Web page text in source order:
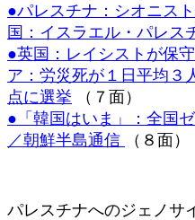
●パレスチナ：シオニス
国：イスラエル・パレス
●英国：レイシストが保
ア：労災死が１日平均３
点に選挙 （７面）
●「韓国はいま」：全国
／朝鮮半島通信
（８面）
パレスチナへのジェノサ